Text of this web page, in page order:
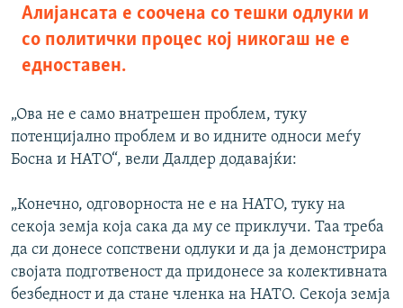
Алијансата е соочена со тешки одлуки и
со политички процес кој никогаш не е
едноставен.
„Ова не е само внатрешен проблем, туку
потенцијално проблем и во идните односи меѓу
Босна и НАТО“, вели Далдер додавајќи:
„Конечно, одговорноста не е на НАТО, туку на
секоја земја која сака да му се приклучи. Таа треба
да си донесе сопствени одлуки и да ја демонстрира
својата подготвеност да придонесе за колективната
безбедност и да стане членка на НАТО. Секоја земја